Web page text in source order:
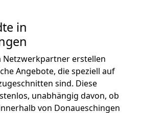
in
erstellen
Angebote, die speziell auf
sind. Diese
unabhängig davon, ob
von Donaueschingen